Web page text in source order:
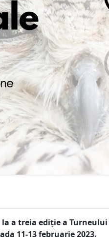
a treia ediție a
11-13 februarie 2023.